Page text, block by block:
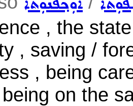
, the
, saving /
, being
on the